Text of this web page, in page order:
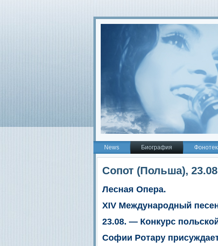
News Биография
Сопот (Польша),
Лесная Опера.
XIV Международный
23.08. — Конкурс
Софии Ротару